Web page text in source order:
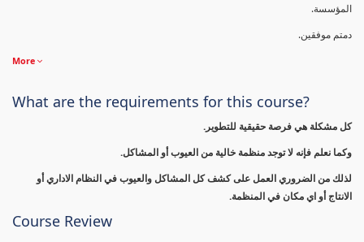
المؤسسة.
دمتم موفقين.
More
What are the requirements for this course?
كل مشكلة هي فرصة حقيقية للتطوير.
وكما نعلم فإنه لا توجد منظمة خالية من العيوب أو المشاكل.
لذلك من الضروري العمل على كشف كل المشاكل والعيوب في النظام الاداري أو
الانتاج أو اي مكان في المنظمة.
Course Review